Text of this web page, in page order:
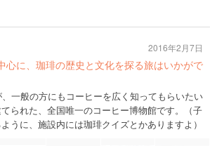
心に、珈琲の歴史と文化を探る旅はいかがで
一般の方にもコーヒーを広く知ってもらいたい
られた、全国唯一のコーヒー博物館です。（子
うに、施設内には珈琲クイズとかありますよ）
2016年2月7日